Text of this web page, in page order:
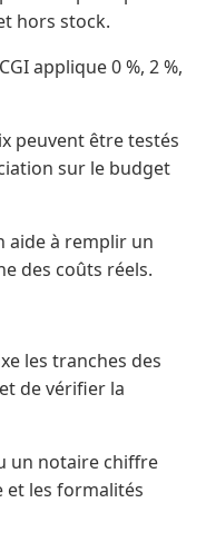
hors stock.
applique 0 %, 2 %,
peuvent être testés
sur le budget
aide à remplir un
des coûts réels.
les tranches des
de vérifier la
un notaire chiffre
et les formalités